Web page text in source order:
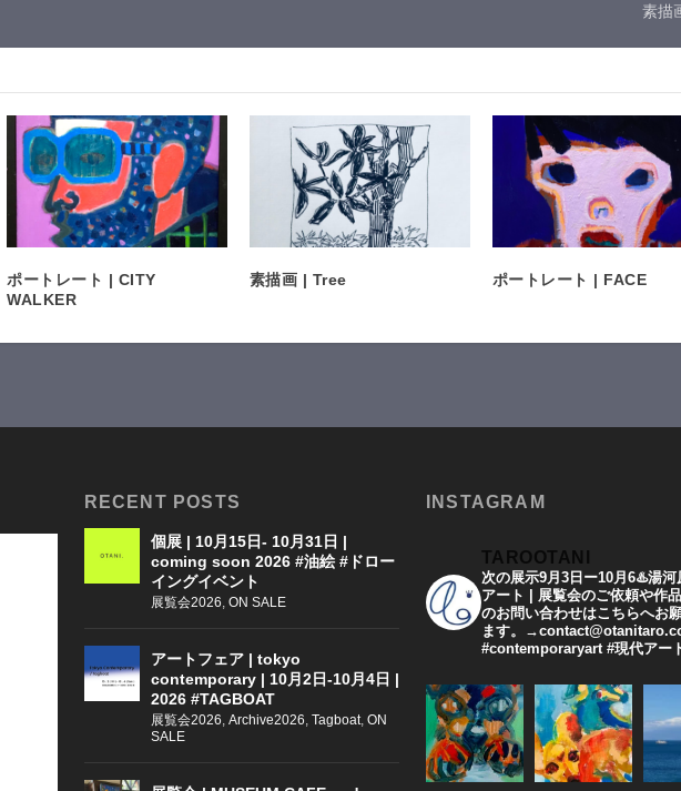
素描
ポートレート | CITY
WALKER
素描画 | Tree ポートレート | FACE
RECENT POSTS
個展 | 10月15日- 10月31日 |
coming soon 2026 #油絵 #ドロー
イングイベント
展覧会2026 ON SALE
アートフェア | tokyo
contemporary | 10月2日-10月4日 |
2026 #TAGBOAT
展覧会2026 Archive2026 Tagboat, ON
SALE
INSTAGRAM
TAROOTANI
次の展示9月3日ー10月6♨️湯
アート | 展覧会のご依頼や作
のお問い合わせはこちらへお
ます。
#contemporaryart #現代アー